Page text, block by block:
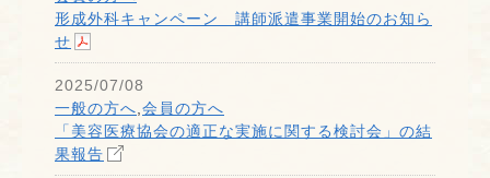
形成外科キャンペーン 講師派遣事業開始のお知ら
せ
2025/07/08
一般の方へ 会員の方へ
「美容医療協会の適正な実施に関する検討会」の結
果報告